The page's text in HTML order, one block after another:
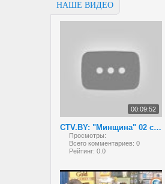
НАШЕ ВИДЕО
00:09:52
CTV.BY: "Минщина" 02 сентября 2013 года
Просмотры:
Всего комментариев: 0
Рейтинг: 0.0